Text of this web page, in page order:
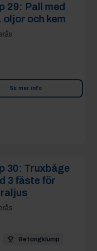
29: Pall med
oljor och kem
Se mer info
30: Truxbåge
3 fäste för
Betongklump